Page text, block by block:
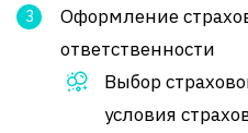
Оформление
ответственности
Выбор
условия